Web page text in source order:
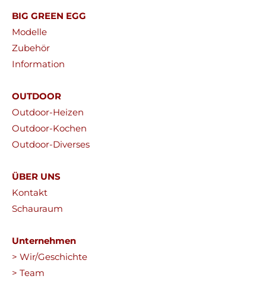
BIG GREEN EGG
Modelle
Zubehör
Information
OUTDOOR
Outdoor-Heizen
Outdoor-Kochen
Outdoor-Diverses
ÜBER UNS
Kontakt
Schauraum
Unternehmen
> Wir/Geschichte
> Team